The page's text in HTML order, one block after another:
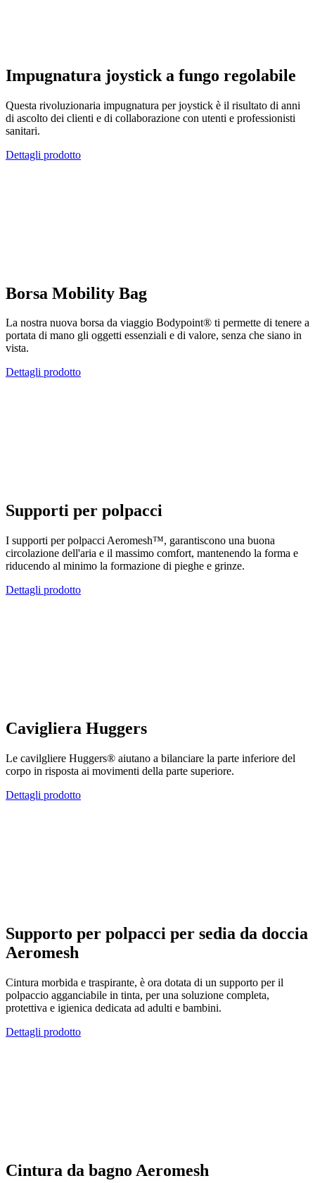
Impugnatura joystick a fungo regolabile
Questa rivoluzionaria impugnatura per joystick è il risultato di anni
di ascolto dei clienti e di collaborazione con utenti e professionisti
sanitari.
Dettagli prodotto
Borsa Mobility Bag
La nostra nuova borsa da viaggio Bodypoint® ti permette di tenere a
portata di mano gli oggetti essenziali e di valore, senza che siano in
vista.
Dettagli prodotto
Supporti per polpacci
I supporti per polpacci Aeromesh™, garantiscono una buona
circolazione dell'aria e il massimo comfort, mantenendo la forma e
riducendo al minimo la formazione di pieghe e grinze.
Dettagli prodotto
Cavigliera Huggers
Le cavilgliere Huggers® aiutano a bilanciare la parte inferiore del
corpo in risposta ai movimenti della parte superiore.
Dettagli prodotto
Supporto per polpacci per sedia da doccia
Aeromesh
Cintura morbida e traspirante, è ora dotata di un supporto per il
polpaccio agganciabile in tinta, per una soluzione completa,
protettiva e igienica dedicata ad adulti e bambini.
Dettagli prodotto
Cintura da bagno Aeromesh